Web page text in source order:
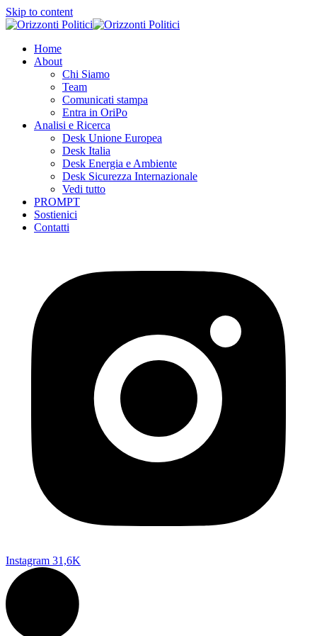
Skip to content
Home
About
Chi Siamo
Team
Comunicati stampa
Entra in OriPo
Analisi e Ricerca
Desk Unione Europea
Desk Italia
Desk Energia e Ambiente
Desk Sicurezza Internazionale
Vedi tutto
PROMPT
Sostienici
Contatti
Instagram 31,6K